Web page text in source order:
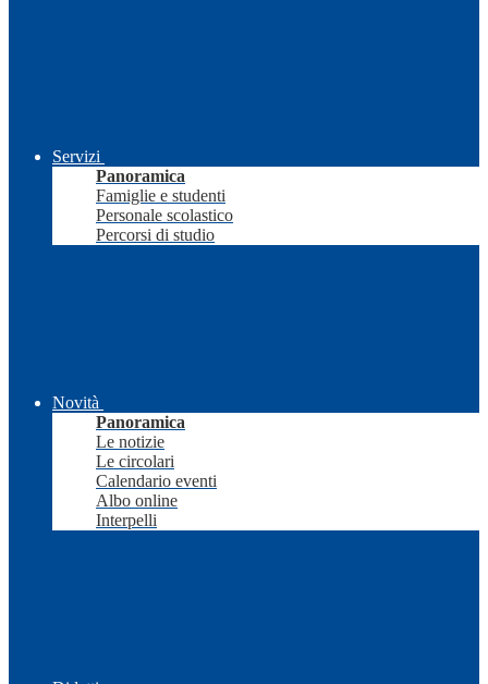
Servizi
Panoramica
Famiglie e studenti
Personale scolastico
Percorsi di studio
Novità
Panoramica
Le notizie
Le circolari
Calendario eventi
Albo online
Interpelli